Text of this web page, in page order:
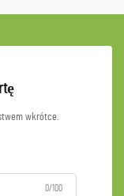
wkrótce.
0/100